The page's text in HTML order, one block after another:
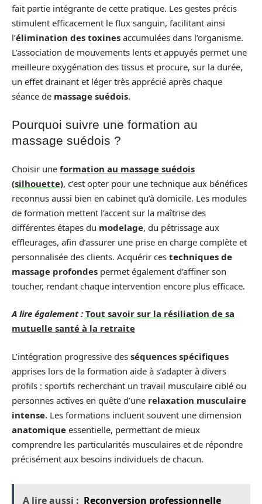
fait partie intégrante de cette pratique. Les gestes précis
stimulent efficacement le flux sanguin, facilitant ainsi
l’élimination des toxines accumulées dans l’organisme.
L’association de mouvements lents et appuyés permet une
meilleure oxygénation des tissus et procure, sur la durée,
un effet drainant et léger très apprécié après chaque
séance de massage suédois.
Pourquoi suivre une formation au
massage suédois ?
Choisir une formation au massage suédois
(silhouette), c’est opter pour une technique aux bénéfices
reconnus aussi bien en cabinet qu’à domicile. Les modules
de formation mettent l’accent sur la maîtrise des
différentes étapes du modelage, du pétrissage aux
effleurages, afin d’assurer une prise en charge complète et
personnalisée des clients. Acquérir ces techniques de
massage profondes permet également d’affiner son
toucher, rendant chaque intervention encore plus efficace.
A lire également : Tout savoir sur la résiliation de sa
mutuelle santé à la retraite
L’intégration progressive des séquences spécifiques
apprises lors de la formation aide à s’adapter à divers
profils : sportifs recherchant un travail musculaire ciblé ou
personnes actives en quête d’une relaxation musculaire
intense. Les formations incluent souvent une dimension
anatomique essentielle, permettant de mieux
comprendre les particularités musculaires et de répondre
précisément aux besoins individuels de chacun.
A lire aussi : Reconversion professionnelle